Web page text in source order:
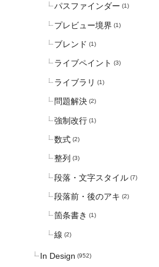
パスファインダー (1)
プレビュー境界 (1)
ブレンド (1)
ライブペイント (3)
ライブラリ (1)
問題解決 (2)
強制改行 (1)
数式 (2)
整列 (3)
段落・文字スタイル (7)
段落前・後のアキ (2)
箇条書き (1)
線 (2)
In Design (952)